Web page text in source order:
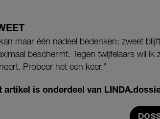
maar één nadeel bedenken: zweet
beschermt. Tegen twijfelaars wil
Probeer het een keer.”
artikel is onderdeel van